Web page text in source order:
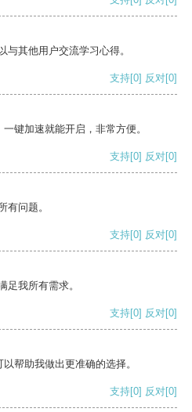
与其他用户交流学习心得。
支持[0] 反对[0]
键加速就能开启，非常方便。
支持[0] 反对[0]
有问题。
支持[0] 反对[0]
足我所有需求。
支持[0] 反对[0]
帮助我做出更准确的选择。
支持[0] 反对[0]